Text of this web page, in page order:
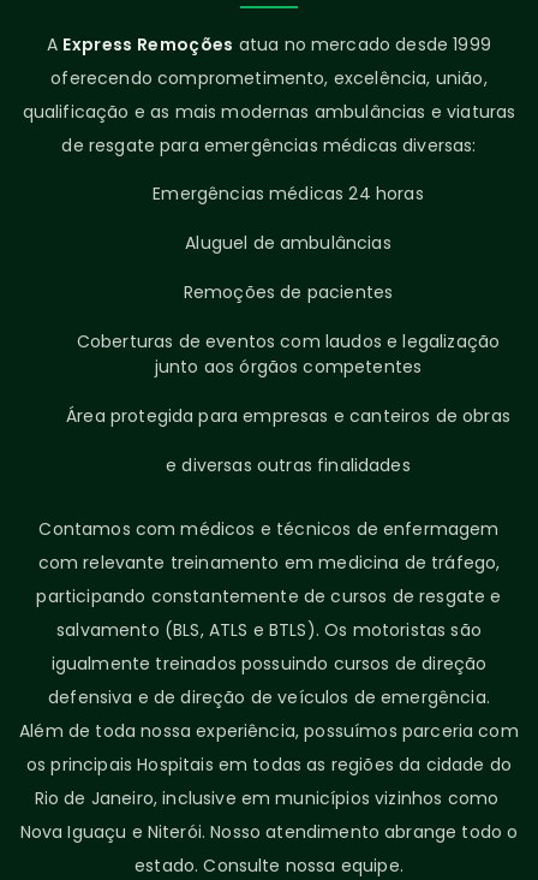
A Express Remoções atua no mercado desde 1999
oferecendo comprometimento, excelência, união,
qualificação e as mais modernas ambulâncias e viaturas
de resgate para emergências médicas diversas:
Emergências médicas 24 horas
Aluguel de ambulâncias
Remoções de pacientes
Coberturas de eventos com laudos e legalização
junto aos órgãos competentes
Área protegida para empresas e canteiros de obras
e diversas outras finalidades
Contamos com médicos e técnicos de enfermagem
com relevante treinamento em medicina de tráfego,
participando constantemente de cursos de resgate e
salvamento (BLS, ATLS e BTLS). Os motoristas são
igualmente treinados possuindo cursos de direção
defensiva e de direção de veículos de emergência.
Além de toda nossa experiência, possuímos parceria com
os principais Hospitais em todas as regiões da cidade do
Rio de Janeiro, inclusive em municípios vizinhos como
Nova Iguaçu e Niterói. Nosso atendimento abrange todo o
estado. Consulte nossa equipe.